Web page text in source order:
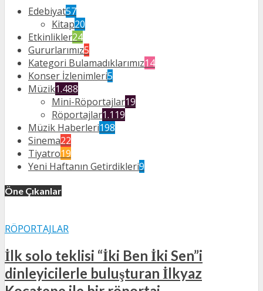
Edebiyat57
Kitap20
Etkinlikler24
Gururlarımız5
Kategori Bulamadıklarımız14
Konser İzlenimleri5
Müzik1.488
Mini-Röportajlar19
Röportajlar1.119
Müzik Haberleri198
Sinema22
Tiyatro19
Yeni Haftanın Getirdikleri9
Öne Çıkanlar
RÖPORTAJLAR
İlk solo teklisi “İki Ben İki Sen”i
dinleyicilerle buluşturan İlkyaz